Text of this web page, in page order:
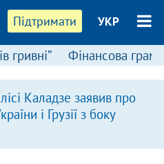
Підтримати УКР
гривні” Фінансова
Каладзе заявив про
і Грузії з боку